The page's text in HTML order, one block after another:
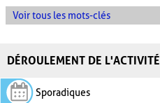
Voir tous les mots-clés
DÉROULEMENT DE L'ACTIVITÉ
Sporadiques